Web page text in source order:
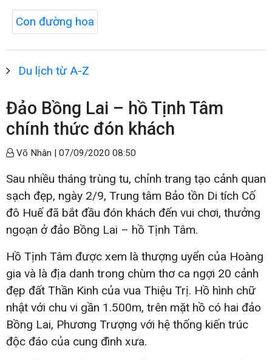
Con đường hoa
Du lịch từ A-Z
Đảo Bồng Lai – hồ Tịnh Tâm
chính thức đón khách
Võ Nhân | 07/09/2020 08:50
Sau nhiều tháng trùng tu, chỉnh trang tạo cảnh quan
sạch đẹp, ngày 2/9, Trung tâm Bảo tồn Di tích Cố
đô Huế đã bắt đầu đón khách đến vui chơi, thưởng
ngoạn ở đảo Bồng Lai – hồ Tịnh Tâm.
Hồ Tịnh Tâm được xem là thượng uyển của Hoàng
gia và là địa danh trong chùm thơ ca ngợi 20 cảnh
đẹp đất Thần Kinh của vua Thiệu Trị. Hồ hình chữ
nhật với chu vi gần 1.500m, trên mặt hồ có hai đảo
Bồng Lai, Phương Trượng với hệ thống kiến trúc
độc đáo của cung đình xưa.